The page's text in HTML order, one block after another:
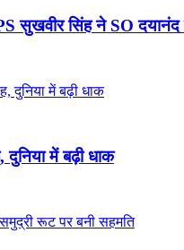
सुखवीर सिंह ने SO दयानंद
दुनिया में बढ़ी धाक